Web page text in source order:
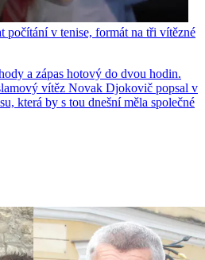
počítání v tenise, formát na tři vítězné
a zápas hotový do dvou hodin.
vítěz Novak Djokovič popsal v
která by s tou dnešní měla společné